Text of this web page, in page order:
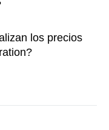
los precios